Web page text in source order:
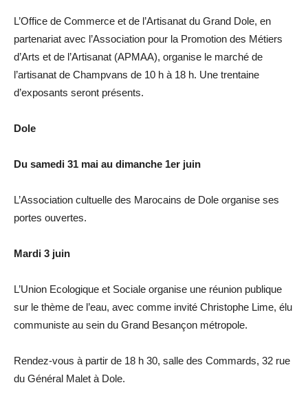
L’Office de Commerce et de l’Artisanat du Grand Dole, en
partenariat avec l’Association pour la Promotion des Métiers
d’Arts et de l’Artisanat (APMAA), organise le marché de
l’artisanat de Champvans de 10 h à 18 h. Une trentaine
d’exposants seront présents.
Dole
Du samedi 31 mai au dimanche 1er juin
L’Association cultuelle des Marocains de Dole organise ses
portes ouvertes.
Mardi 3 juin
L’Union Ecologique et Sociale organise une réunion publique
sur le thème de l’eau, avec comme invité Christophe Lime, élu
communiste au sein du Grand Besançon métropole.
Rendez-vous à partir de 18 h 30, salle des Commards, 32 rue
du Général Malet à Dole.